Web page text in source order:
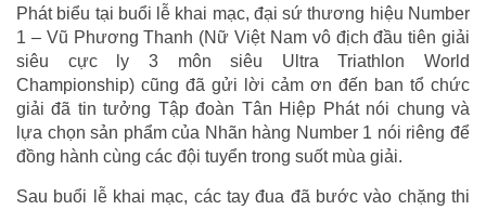
Phát biểu tại buổi lễ khai mạc, đại sứ thương hiệu Number
1 – Vũ Phương Thanh (Nữ Việt Nam vô địch đầu tiên giải
siêu cực ly 3 môn siêu Ultra Triathlon World
Championship) cũng đã gửi lời cảm ơn đến ban tổ chức
giải đã tin tưởng Tập đoàn Tân Hiệp Phát nói chung và
lựa chọn sản phẩm của Nhãn hàng Number 1 nói riêng để
đồng hành cùng các đội tuyển trong suốt mùa giải.
Sau buổi lễ khai mạc, các tay đua đã bước vào chặng thi